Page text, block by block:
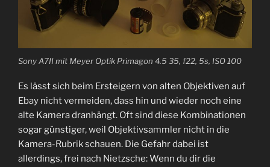
Sony A7II mit Meyer Optik Primagon 4.5 35, f22, 5s, ISO 100
Es lässt sich beim Ersteigern von alten Objektiven auf
Ebay nicht vermeiden, dass hin und wieder noch eine
alte Kamera dranhängt. Oft sind diese Kombinationen
sogar günstiger, weil Objektivsammler nicht in die
Kamera-Rubrik schauen. Die Gefahr dabei ist
allerdings, frei nach Nietzsche: Wenn du dir die